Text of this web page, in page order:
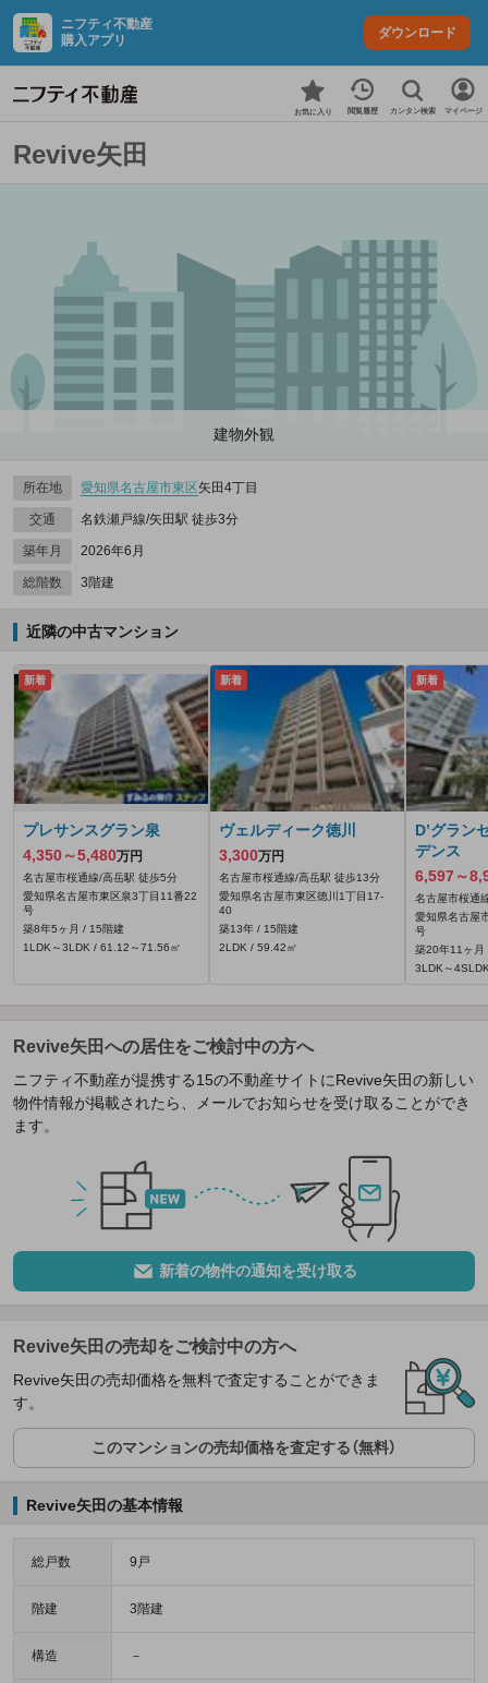
ニフティ不動産
購入アプリ
ダウンロード
お気に入り 閲覧履歴 カンタン検索 マイページ
Revive矢田
建物外観
所在地 愛知県名古屋市東区矢田4丁目
交通 名鉄瀬戸線/矢田駅 徒歩3分
築年月 2026年6月
総階数 3階建
近隣の中古マンション
新着
プレサンスグラン泉
4,350～5,480万円
名古屋市桜通線/高岳駅 徒歩5分
愛知県名古屋市東区泉3丁目11番22
号
築8年5ヶ月 / 15階建
1LDK～3LDK / 61.12～71.56㎡
新着
ヴェルディーク徳川
3,300万円
名古屋市桜通線/高岳駅 徒歩13分
愛知県名古屋市東区徳川1丁目17-
40
築13年 / 15階建
2LDK / 59.42㎡
新着
D’グラン
デンス
6,597～
名古屋市桜通
愛知県名古屋
号
築20年11ヶ月
3LDK～
Revive矢田への居住をご検討中の方へ
ニフティ不動産が提携する15の不動産サイトにRevive矢田の新しい
物件情報が掲載されたら、メールでお知らせを受け取ることができ
ます。
新着の物件の通知を受け取る
Revive矢田の売却をご検討中の方へ
Revive矢田の売却価格を無料で査定することができま
す。
このマンションの売却価格を査定する（無料）
Revive矢田の基本情報
総戸数 9戸
階建 3階建
構造 －